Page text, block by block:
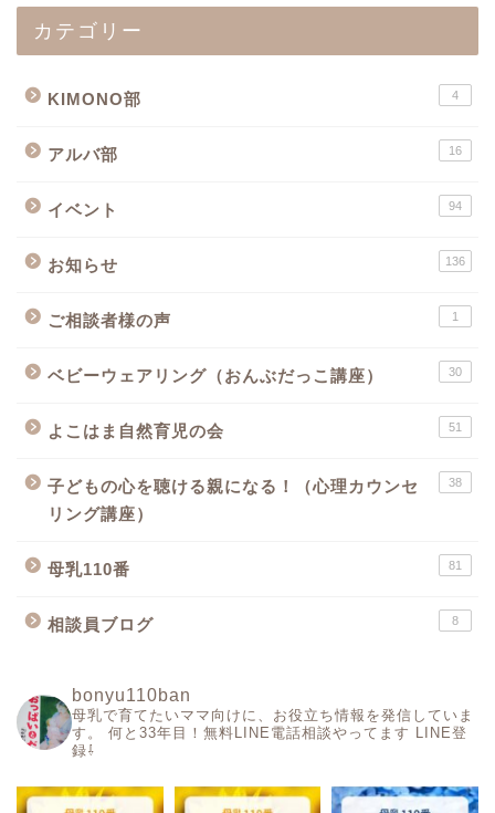
カテゴリー
KIMONO部 4
アルバ部 16
イベント 94
お知らせ 136
ご相談者様の声 1
ベビーウェアリング（おんぶだっこ講座） 30
よこはま自然育児の会 51
子どもの心を聴ける親になる！（心理カウンセ
リング講座）
38
母乳110番 81
相談員ブログ 8
bonyu110ban
母乳で育てたいママ向けに、お役立ち情報を発信していま
す。
何と33年目！無料LINE電話相談やってます LINE登
録⇩